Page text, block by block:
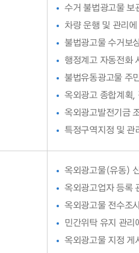
수거 불법광고물 보
차량 운행 및 관리
불법광고물 수거보
행정계고 자동전화
불법유동광고물 주
옥외광고 종합계획,
옥외광고발전기금
특정구역지정 및 관
옥외광고물(유동)
옥외광고업자 등록
옥외광고물 전수조
민간위탁 유지 관리
옥외광고물 지정 게